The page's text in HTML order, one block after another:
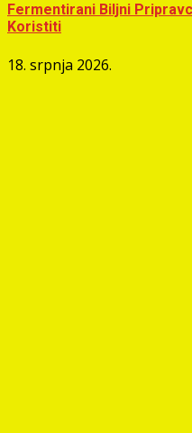
Fermentirani Biljni
Koristiti
18. srpnja 2026.